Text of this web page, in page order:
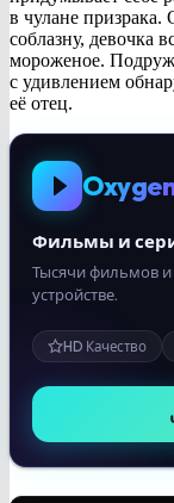
в чулане
соблазну, девочка
мороженое.
с удивлением
её отец.
Фильмы и
Тысячи фильмов
устройстве.
HD Качество